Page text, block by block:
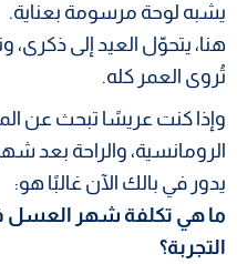
يشبه لوحة مرسومة بعناية.
هنا، يتحوّل العيد إلى ذكرى،
تُروى العمر كله.
وإذا كنت عريسًا تبحث عن
الرومانسية، والراحة بعد
يدور في بالك الآن غالبًا هو:
ما هي تكلفة شهر العسل
التجربة؟